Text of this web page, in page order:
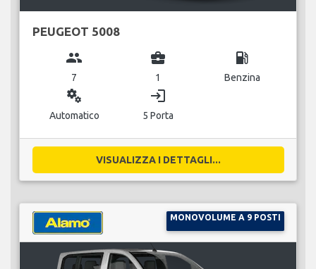
PEUGEOT 5008
group
7
business_center
1
local_gas_station
Benzina
miscellaneous_services
Automatico
login
5 Porta
VISUALIZZA I DETTAGLI...
MONOVOLUME A 9 POSTI